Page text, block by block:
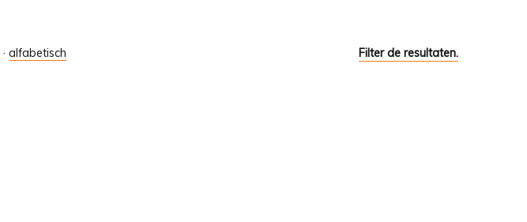
Filter de resultaten.
· alfabetisch